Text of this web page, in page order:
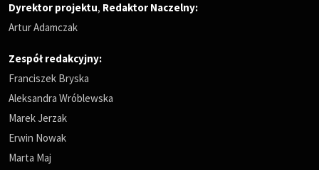
Dyrektor projektu, Redaktor Naczelny:
Artur Adamczak
Zespół redakcyjny:
Franciszek Bryska
Aleksandra Wróblewska
Marek Jerzak
Erwin Nowak
Marta Maj